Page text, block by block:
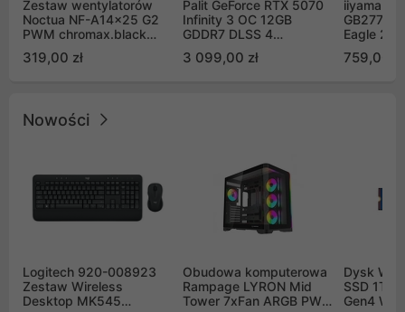
Zestaw wentylatorów
Noctua NF-A14x25 G2
PWM chromax.black
Push Pull (2szt)
319,00 zł
Palit GeForce RTX 5070
Infinity 3 OC 12GB
GDDR7 DLSS 4
GB2050S)
3 099,00 zł
iiyama G-
Eagle 27"
759,00 zł
Nowości
Logitech 920-008923
Zestaw Wireless
Desktop MK545
Obudowa komputerowa
Rampage LYRON Mid
Tower 7xFan ARGB PWM
Dysk WD
SSD 1TB
Gen4